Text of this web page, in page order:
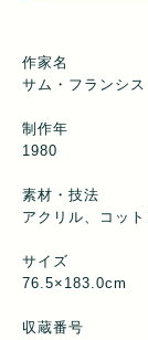
作家名
サム・フランシス
制作年
1980
素材・技法
アクリル、コッ
サイズ
76.5×183.0cm
収蔵番号